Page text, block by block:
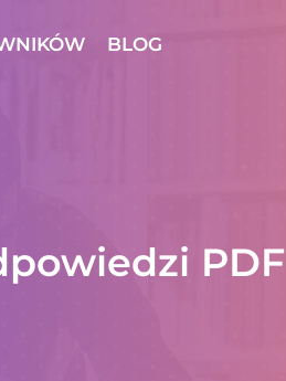
BLOG
PDF